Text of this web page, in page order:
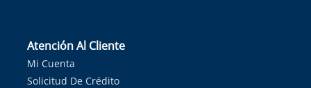
Atención Al Cliente
Mi Cuenta
Solicitud De Crédito